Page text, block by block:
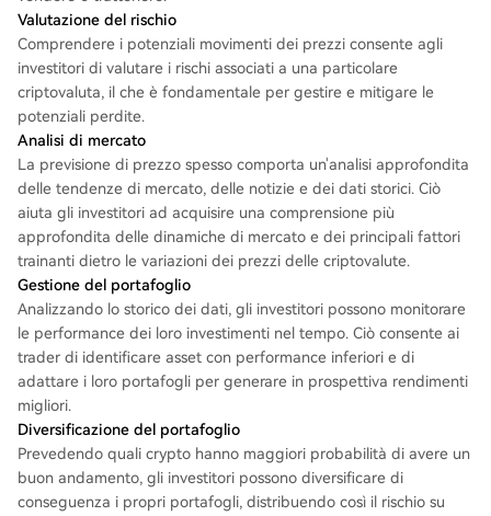
Valutazione del rischio
Comprendere i potenziali movimenti dei prezzi consente agli
investitori di valutare i rischi associati a una particolare
criptovaluta, il che è fondamentale per gestire e mitigare le
potenziali perdite.
Analisi di mercato
La previsione di prezzo spesso comporta un'analisi approfondita
delle tendenze di mercato, delle notizie e dei dati storici. Ciò
aiuta gli investitori ad acquisire una comprensione più
approfondita delle dinamiche di mercato e dei principali fattori
trainanti dietro le variazioni dei prezzi delle criptovalute.
Gestione del portafoglio
Analizzando lo storico dei dati, gli investitori possono monitorare
le performance dei loro investimenti nel tempo. Ciò consente ai
trader di identificare asset con performance inferiori e di
adattare i loro portafogli per generare in prospettiva rendimenti
migliori.
Diversificazione del portafoglio
Prevedendo quali crypto hanno maggiori probabilità di avere un
buon andamento, gli investitori possono diversificare di
conseguenza i propri portafogli, distribuendo così il rischio su